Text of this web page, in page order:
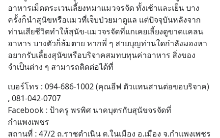
อาหารเม็ดตระเวนเลี้ยงหมาแมวจรจัด ทั้งเช้าและเย็น บาง
ครั้งก็นำสุนัขหรือแมวที่เจ็บป่วยมาดูแล แต่ปัจจุบันหลังจาก
ท่านเสียชีวิตทำให้สุนัข-แมวจรจัดที่แกเคยเลี้ยงดูขาดแคลน
อาหาร บางตัวก็ล้มตาย หากพี่ ๆ สายบุญท่านใดกำลังมองหา
อยากรับเลี้ยงสุนัขหรือบริจาคสมทบทุนค่าอาหาร สิ่งของ
จำเป็นต่าง ๆ สามารถติดต่อได้ที่
เบอร์โทร : 094-686-1002 (คุณอีฟ ตัวแทนสานต่อขอบริจาค)
, 081-042-0707
Facebook : ป้าครู พรพิศ นาคบุตรกับสุนัขจรจัดที่
กำแพงเพชร